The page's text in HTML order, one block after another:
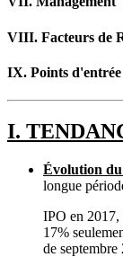
VIII. Facteurs de
IX. Points d'entrée
I.
Évolution du
longue
IPO en 2017,
17%
de septembre